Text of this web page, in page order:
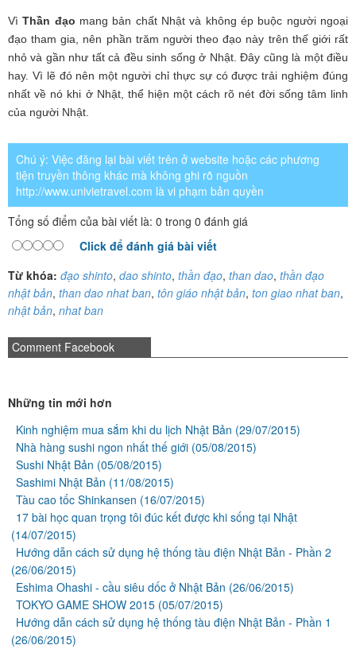
VìThần đạo mang bản chất Nhật và không ép buộc người ngoại
đạo tham gia, nên phần trăm người theo đạo này trên thế giới rất
nhỏ và gần như tất cả đều sinh sống ở Nhật. Đây cũng là một điều
hay. Vì lẽ đó nên một người chỉ thực sự có được trải nghiệm đúng
nhất về nó khi ở Nhật, thể hiện một cách rõ nét đời sống tâm linh
của người Nhật.
Chú ý: Việc đăng lại bài viết trên ở website hoặc các phương
tiện truyền thông khác mà không ghi rõ nguồn
http://www.univietravel.com là vi phạm bản quyền
Tổng số điểm của bài viết là: 0 trong 0 đánh giá
Click để đánh giá bài viết
Từ khóa: đạo shinto, dao shinto, thần đạo, than dao, thần đạo
nhật bản, than dao nhat ban, tôn giáo nhật bản, ton giao nhat ban,
nhật bản, nhat ban
Comment Facebook
Những tin mới hơn
Kinh nghiệm mua sắm khi du lịch Nhật Bản (29/07/2015)
Nhà hàng sushi ngon nhất thế giới (05/08/2015)
Sushi Nhật Bản (05/08/2015)
Sashimi Nhật Bản (11/08/2015)
Tàu cao tốc Shinkansen (16/07/2015)
17 bài học quan trọng tôi đúc kết được khi sống tại Nhật
(14/07/2015)
Hướng dẫn cách sử dụng hệ thống tàu điện Nhật Bản - Phần 2
(26/06/2015)
Eshima Ohashi - cầu siêu dốc ở Nhật Bản (26/06/2015)
TOKYO GAME SHOW 2015 (05/07/2015)
Hướng dẫn cách sử dụng hệ thống tàu điện Nhật Bản - Phần 1
(26/06/2015)